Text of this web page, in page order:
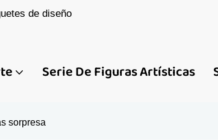
de diseño
Serie De Figuras Artísticas
sorpresa